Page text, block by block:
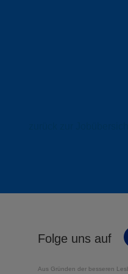
Folge uns auf
Aus Gründen der besseren